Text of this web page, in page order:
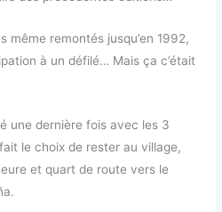
même remontés jusqu’en 1992,
à un défilé… Mais ça c’était
une dernière fois avec les 3
le choix de rester au village,
et quart de route vers le